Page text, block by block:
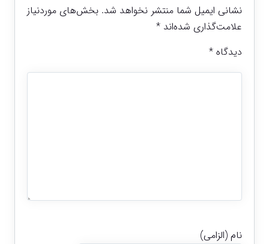
نشانی ایمیل شما منتشر نخواهد شد. بخش‌های موردنیاز
علامت‌گذاری شده‌اند*
دیدگاه*
نام (الزامی)